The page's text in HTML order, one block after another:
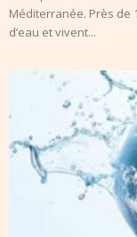
Méditerranée. Près de
d’eau et vivent...